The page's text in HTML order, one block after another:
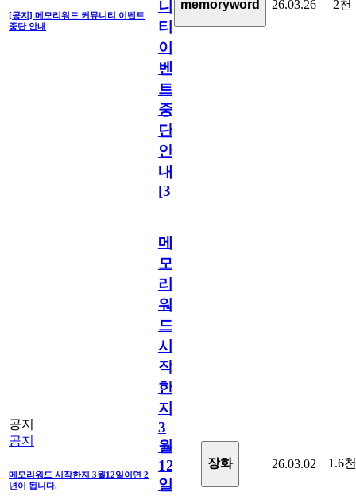
[공지] 메모리워드 커뮤니티 이벤트
중단 안내
니
티
이
벤
트
중
단
안
내
[31
memoryword 26.03.26 2천
공지
공지
메모리워드 시작한지 3월12일이면 2
년이 됩니다.
메
모
리
워
드
시
작
한
지
3
월
12
일
장화 26.03.02 1.6천